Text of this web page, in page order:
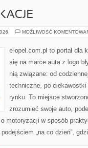
MOŻLIWOŚĆ
e-opel.com.pl to portal dla
się na marce auta z logo
nią związane: od
techniczne, po
rynku. To miejsce
zrozumieć swoje auto,
motoryzacji w sposób
„na co dzień”,